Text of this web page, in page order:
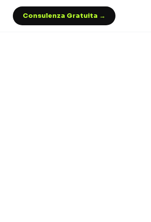
Consulenza Gratuita →